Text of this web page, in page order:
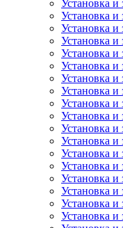
Установка и
Установка и
Установка и
Установка и
Установка и
Установка
Установка и
Установка и
Установка и
Установка и
Установка и
Установка и
Установка и
Установка и
Установка и
Установка и
Установка
Установка и